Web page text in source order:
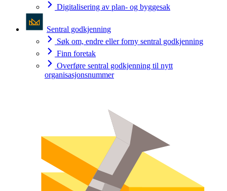
Digitalisering av plan- og byggesak
Sentral godkjenning
Søk om, endre eller forny sentral godkjenning
Finn foretak
Overføre sentral godkjenning til nytt
organisasjonsnummer